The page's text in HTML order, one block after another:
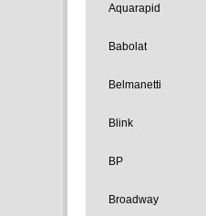
Aquarapid
Babolat
Belmanetti
Blink
BP
Broadway